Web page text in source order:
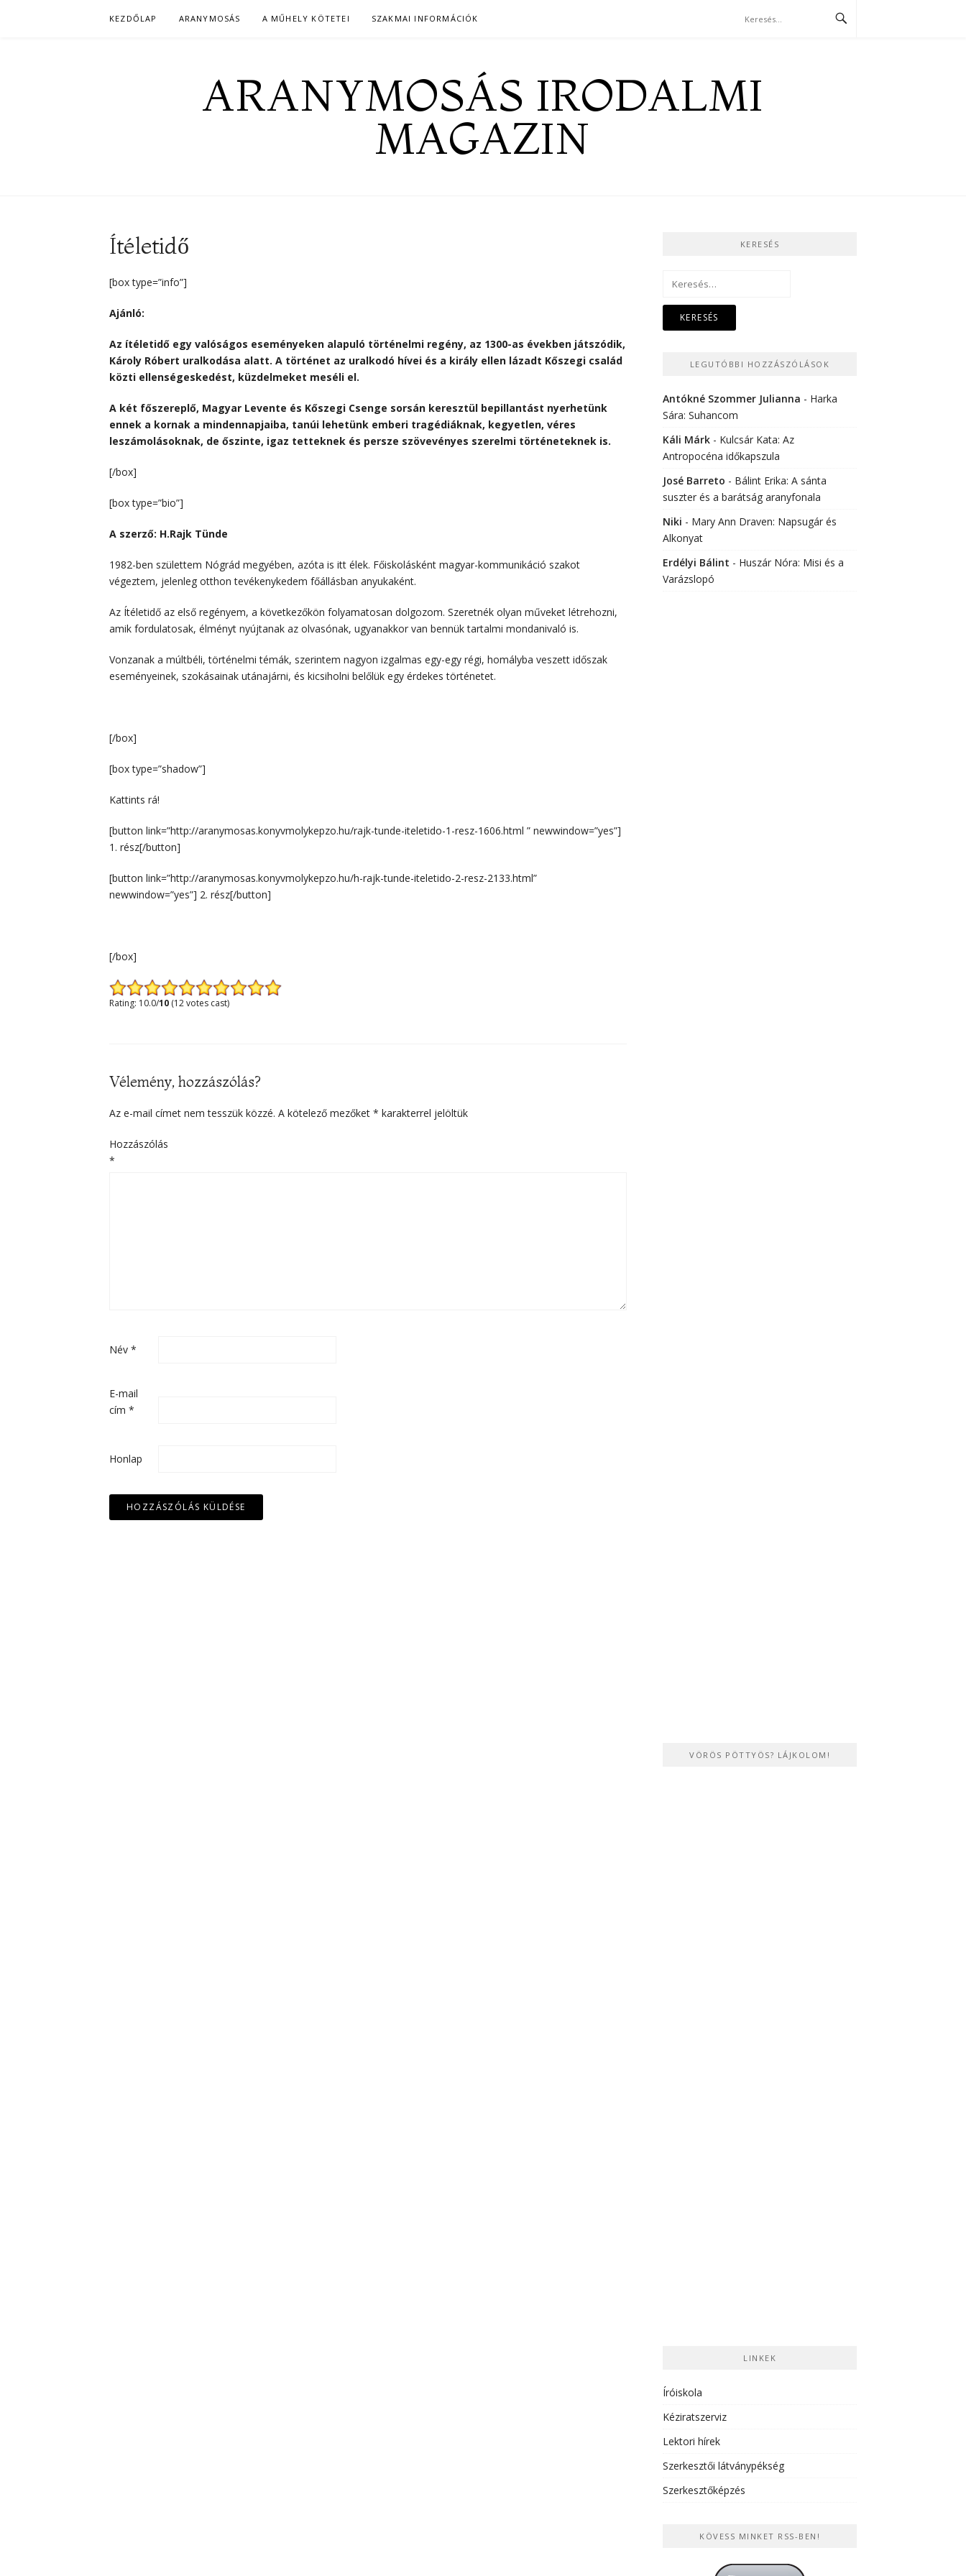
KEZDŐLAP ARANYMOSÁS A MŰHELY KÖTETEI SZAKMAI INFORMÁCIÓK
ARANYMOSÁS IRODALMI
MAGAZIN
Ítéletidő
[box type=”info”]
Ajánló:
Az ítéletidő egy valóságos eseményeken alapuló történelmi regény, az 1300-as években játszódik,
Károly Róbert uralkodása alatt. A történet az uralkodó hívei és a király ellen lázadt Kőszegi család
közti ellenségeskedést, küzdelmeket meséli el.
A két főszereplő, Magyar Levente és Kőszegi Csenge sorsán keresztül bepillantást nyerhetünk
ennek a kornak a mindennapjaiba, tanúi lehetünk emberi tragédiáknak, kegyetlen, véres
leszámolásoknak, de őszinte, igaz tetteknek és persze szövevényes szerelmi történeteknek is.
[/box]
[box type=”bio”]
A szerző: H.Rajk Tünde
1982-ben születtem Nógrád megyében, azóta is itt élek. Főiskolásként magyar-kommunikáció szakot
végeztem, jelenleg otthon tevékenykedem főállásban anyukaként.
Az Ítéletidő az első regényem, a következőkön folyamatosan dolgozom. Szeretnék olyan műveket létrehozni,
amik fordulatosak, élményt nyújtanak az olvasónak, ugyanakkor van bennük tartalmi mondanivaló is.
Vonzanak a múltbéli, történelmi témák, szerintem nagyon izgalmas egy-egy régi, homályba veszett időszak
eseményeinek, szokásainak utánajárni, és kicsiholni belőlük egy érdekes történetet.
[/box]
[box type=”shadow”]
Kattints rá!
[button link=”http://aranymosas.konyvmolykepzo.hu/rajk-tunde-iteletido-1-resz-1606.html ” newwindow=”yes”]
1. rész[/button]
[button link=”http://aranymosas.konyvmolykepzo.hu/h-rajk-tunde-iteletido-2-resz-2133.html”
newwindow=”yes”] 2. rész[/button]
[/box]
Rating: 10.0/10 (12 votes cast)
Vélemény, hozzászólás?
Az e-mail címet nem tesszük közzé. A kötelező mezőket * karakterrel jelöltük
Hozzászólás
*
Név *
E-mail
cím *
Honlap
KERESÉS
Keresés:
LEGUTÓBBI HOZZÁSZÓLÁSOK
Antókné Szommer Julianna - Harka
Sára: Suhancom
Káli Márk - Kulcsár Kata: Az
Antropocéna időkapszula
José Barreto - Bálint Erika: A sánta
suszter és a barátság aranyfonala
Niki - Mary Ann Draven: Napsugár és
Alkonyat
Erdélyi Bálint - Huszár Nóra: Misi és a
Varázslopó
VÖRÖS PÖTTYÖS? LÁJKOLOM!
LINKEK
Íróiskola
Kéziratszerviz
Lektori hírek
Szerkesztői látványpékség
Szerkesztőképzés
KÖVESS MINKET RSS-BEN!